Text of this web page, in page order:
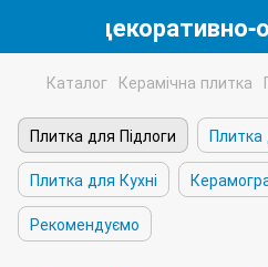
Каталог Керамічна плитка
Плитка для Підлоги
Плитка
Плитка для Кухні
Рекомендуємо